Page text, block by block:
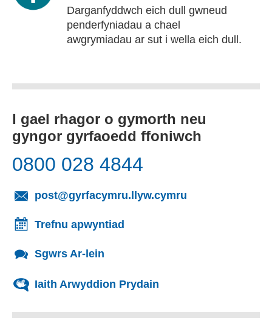
Darganfyddwch eich dull gwneud
penderfyniadau a chael
awgrymiadau ar sut i wella eich dull.
I gael rhagor o gymorth neu
gyngor gyrfaoedd ffoniwch
0800 028 4844
post@gyrfacymru.llyw.cymru
Trefnu apwyntiad
Sgwrs Ar-lein
Iaith Arwyddion Prydain